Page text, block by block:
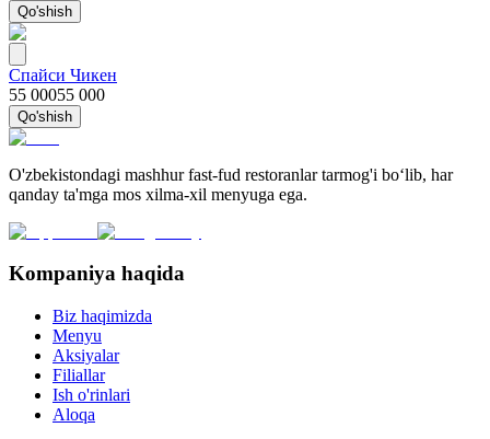
Qo'shish
Спайси Чикен
55 00055 000
Qo'shish
O'zbekistondagi mashhur fast-fud restoranlar tarmog'i bo‘lib, har
qanday ta'mga mos xilma-xil menyuga ega.
Kompaniya haqida
Biz haqimizda
Menyu
Aksiyalar
Filiallar
Ish o'rinlari
Aloqa